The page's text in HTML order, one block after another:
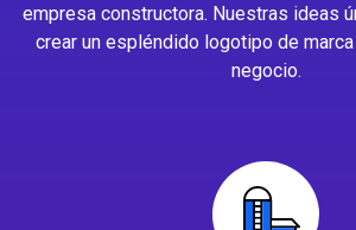
empresa constructora. Nuestras ideas
crear un espléndido logotipo de
negocio.